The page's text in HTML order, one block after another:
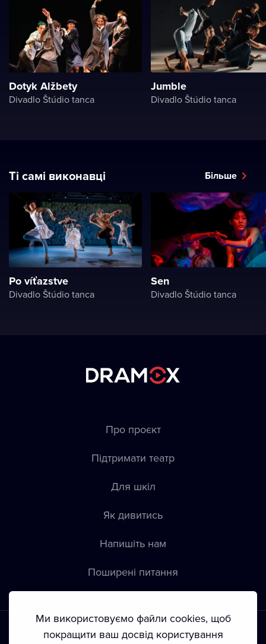
Dotyk Alžbety
Divadlo Štúdio tanca
Jumble
Divadlo Štúdio tanca
Ті самі виконавці Більше
Po víťazstve
Divadlo Štúdio tanca
Sen
Divadlo Štúdio tanca
Про проєкт
Підтримати театр
Для шкіл
Як дивитись
Напишіть нам
Пoширені питання
Ми використовуємо файли cookies, щоб
покращити ваш досвід користування